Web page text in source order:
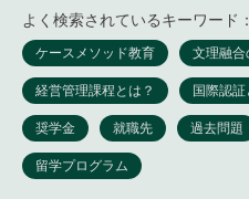
よく検索されているキーワード：